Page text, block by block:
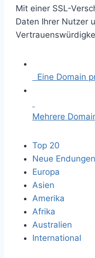
Mit einer SSL-
Daten Ihrer Nutzer
Eine Domain
Mehrere
Top 20
Neue Endungen
Europa
Asien
Amerika
Afrika
Australien
International